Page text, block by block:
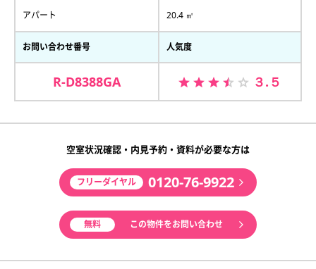
アパート 20.4 ㎡
お問い合わせ番号
R-D8388GA
人気度
３.５
空室状況確認・内見予約・資料が必要な方は
フリーダイヤル 0120-76-9922
無料 この物件をお問い合わせ